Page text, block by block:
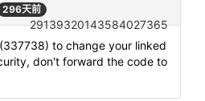
296天前
29139320143584027365
to change your linked
don't forward the code to